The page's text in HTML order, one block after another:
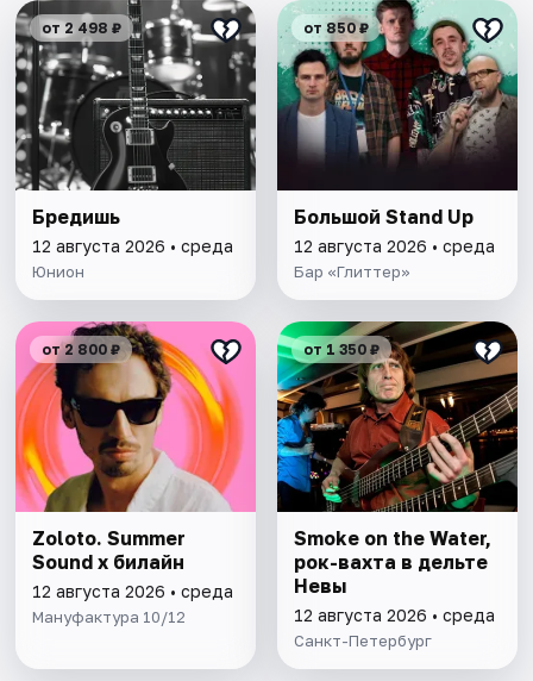
от 2 498 ₽
Бредишь
12 августа 2026 • среда
Юнион
от 850 ₽
Большой Stand Up
12 августа 2026 • среда
Бар «Глиттер»
от 2 800 ₽
Zoloto. Summer
Sound х билайн
12 августа 2026 • среда
Мануфактура 10/12
от 1 350 ₽
Smoke on the Water,
рок-вахта в дельте
Невы
12 августа 2026 • среда
Санкт-Петербург